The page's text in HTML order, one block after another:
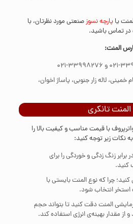
یا پارچه نسوزصنعتی مورد نظرتان، با
تماسباشید.
المنت:
و 33998276-021
خمینی، لاله زار جنوبی، پاساژ اخوان،
با قیمت مناسب و کیفیت بالا را
نکات زیر توجه کنید:
برابر زنگ زدگی و خوردگی را برای
کنید.
کنید؛ چرا که نوع المنت بایستی با
استخر انتخاب شود.
المنت دقت کنید تا بتواند حجم
از مقدار بهینه‌ی انرژی استفاده کند.